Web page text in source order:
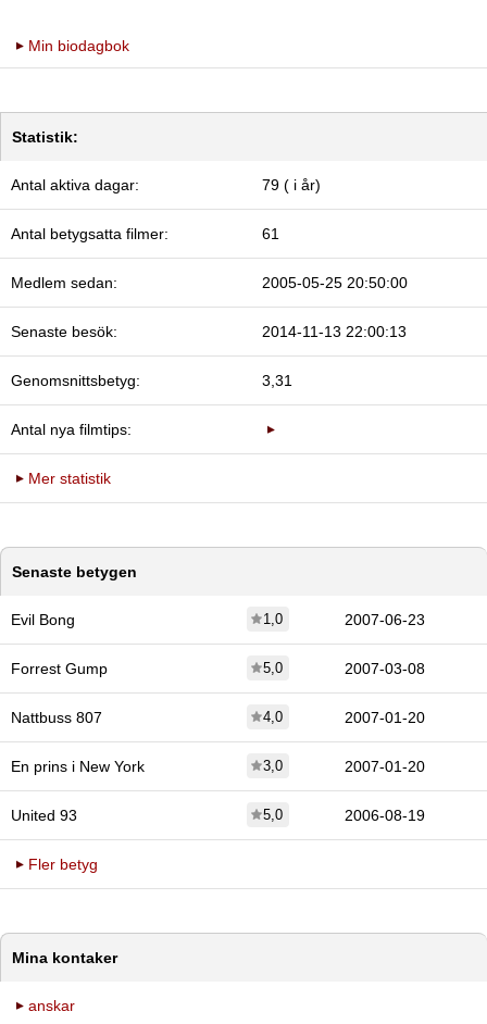
Min biodagbok
Statistik:
Antal aktiva dagar: 79 ( i år)
Antal betygsatta filmer: 61
Medlem sedan: 2005-05-25 20:50:00
Senaste besök: 2014-11-13 22:00:13
Genomsnittsbetyg: 3,31
Antal nya filmtips:
Mer statistik
Senaste betygen
Evil Bong 1,0 2007-06-23
Forrest Gump 5,0 2007-03-08
Nattbuss 807 4,0 2007-01-20
En prins i New York 3,0 2007-01-20
United 93 5,0 2006-08-19
Fler betyg
Mina kontaker
anskar